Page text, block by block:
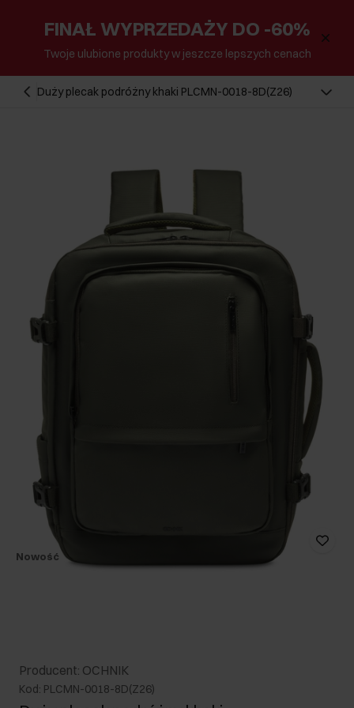
FINAŁ WYPRZEDAŻY DO -60%
Twoje ulubione produkty w jeszcze lepszych cenach
Duży plecak podróżny khaki PLCMN-0018-8D(Z26)
Nowość
Producent: OCHNIK
Kod: PLCMN-0018-8D(Z26)